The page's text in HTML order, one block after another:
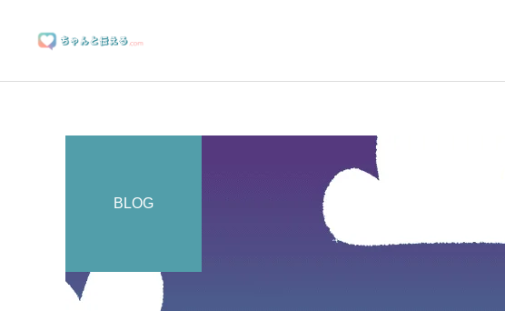
ブランディングサポート
BLOG